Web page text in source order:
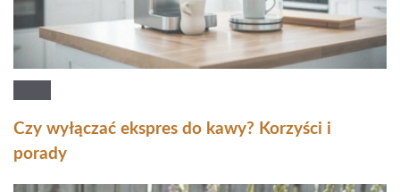
Czy wyłączać ekspres do kawy? Korzyści i
porady